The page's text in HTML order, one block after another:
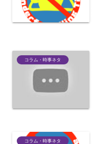
コラム・時事ネタ
コラム・時事ネタ